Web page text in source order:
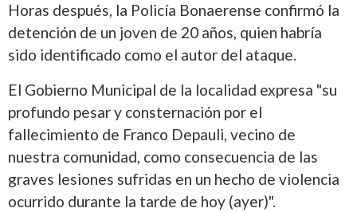
Horas después, la Policía Bonaerense confirmó la
detención de un joven de 20 años, quien habría
sido identificado como el autor del ataque.
El Gobierno Municipal de la localidad expresa "su
profundo pesar y consternación por el
fallecimiento de Franco Depauli, vecino de
nuestra comunidad, como consecuencia de las
graves lesiones sufridas en un hecho de violencia
ocurrido durante la tarde de hoy (ayer)".